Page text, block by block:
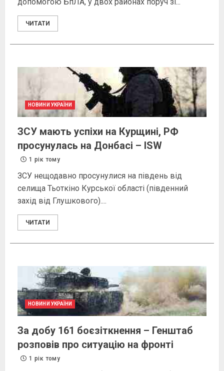
допомогою БпЛА, у двох районах поруч зі...
ЧИТАТИ
НОВИНИ УКРАЇНИ
ЗСУ мають успіхи на Курщині, РФ
просунулась на Донбасі – ISW
1 рік тому
ЗСУ нещодавно просунулися на південь від
селища Тьоткіно Курської області (південний
захід від Глушкового)....
ЧИТАТИ
НОВИНИ УКРАЇНИ
За добу 161 боєзіткнення – Генштаб
розповів про ситуацію на фронті
1 рік тому